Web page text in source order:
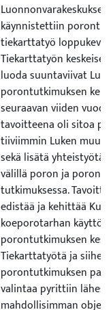
käynnistettiin
tiekarttatyö
Tiekarttatyön
luoda suuntaviivat
porontutkimuksen
seuraavan viiden
tavoitteena oli sitoa
tiiviimmin Luken
sekä lisätä yhteistyötä
välillä poron ja
tutkimuksessa.
edistää ja kehittää
koeporotarhan
porontutkimuksen
Tiekarttatyötä ja
porontutkimuksen
valintaa pyrittiin
mahdollisimman